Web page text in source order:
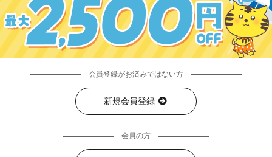
会員登録がお済みではない方
新規会員登録
会員の方